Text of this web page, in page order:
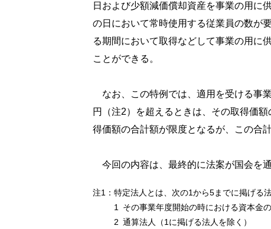
日および少額減価償却資産を事業の用に
の日において常時使用する従業員の数が
る期間において取得などして事業の用に
ことができる。
なお、この特例では、適用を受ける事
円（注2）を超えるときは、その取得価
得価額の合計額が限度となるが、この合
今回の内容は、最終的に法案が国会を
注1： 特定法人とは、次の1から5までに掲げる法
1 その事業年度開始の時における資本金
2 通算法人（1に掲げる法人を除く）